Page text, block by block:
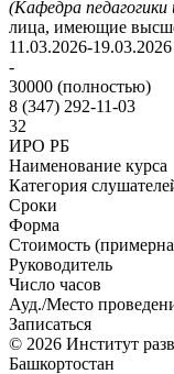
(Кафедра педагогики
лица, имеющие
11.03.2026-19.03.2026
-
30000 (полностью)
8 (347) 292-11-03
32
ИРО РБ
Наименование курса
Категория
Сроки
Форма
Стоимость
Руководитель
Число часов
Ауд./Место
Записаться
© 2026 Институт
Башкортостан